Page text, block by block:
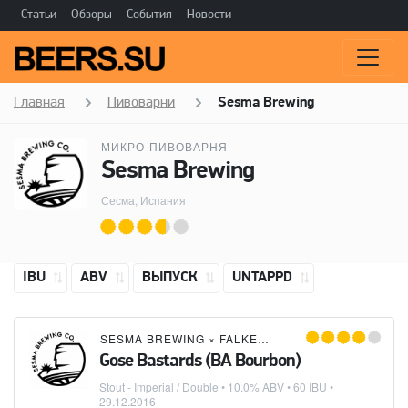
Статьи Обзоры События Новости
Главная Пивоварни Sesma Brewing
МИКРО-ПИВОВАРНЯ
Sesma Brewing
Сесма, Испания
IBU ABV ВЫПУСК UNTAPPD
SESMA BREWING × FALKEN BREWING CO ×TITAN
Gose Bastards (BA Bourbon)
Stout - Imperial / Double • 10.0% ABV • 60 IBU •
29.12.2016